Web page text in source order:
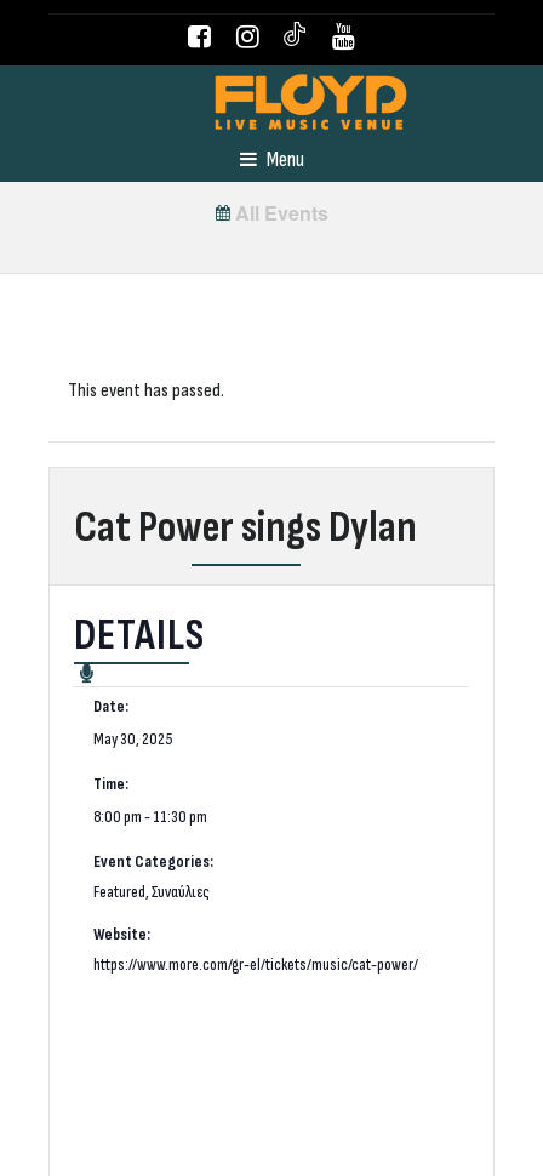
Menu
All Events
This event has passed.
Cat Power sings Dylan
DETAILS
Date:
May 30, 2025
Time:
8:00 pm - 11:30 pm
Event Categories:
Featured,Συναύλιες
Website:
https://www.more.com/gr-el/tickets/music/cat-power/